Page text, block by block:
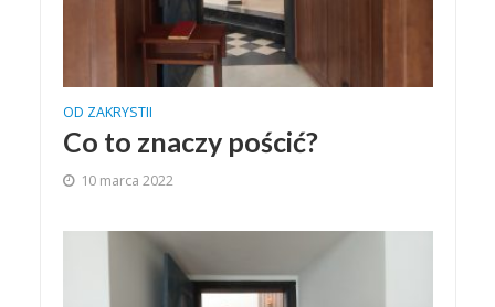
OD ZAKRYSTII
Co to znaczy pościć?
10 marca 2022